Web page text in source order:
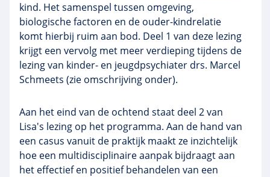
kind. Het samenspel tussen omgeving,
biologische factoren en de ouder-kindrelatie
komt hierbij ruim aan bod. Deel 1 van deze lezing
krijgt een vervolg met meer verdieping tijdens de
lezing van kinder- en jeugdpsychiater drs. Marcel
Schmeets (zie omschrijving onder).
Aan het eind van de ochtend staat deel 2 van
Lisa's lezing op het programma. Aan de hand van
een casus vanuit de praktijk maakt ze inzichtelijk
hoe een multidisciplinaire aanpak bijdraagt aan
het effectief en positief behandelen van een